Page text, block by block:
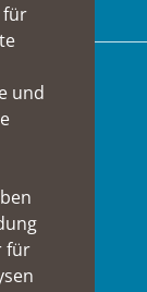
für
und
für